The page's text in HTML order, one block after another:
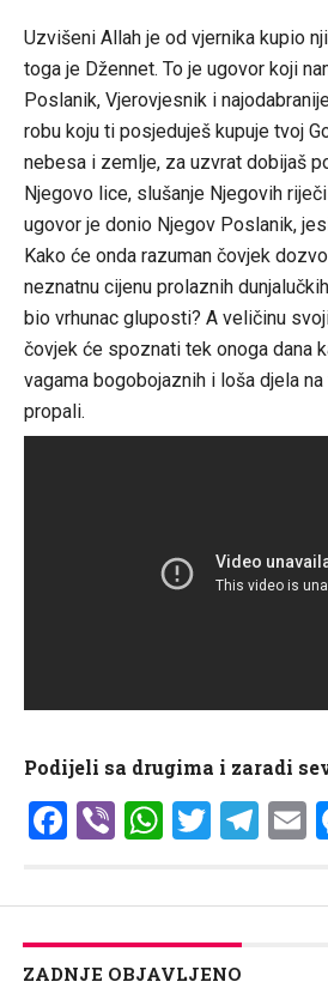
Uzvišeni Allah je od vjernika kupio
toga je Džennet. To je ugovor koji
Poslanik, Vjerovjesnik i
robu koju ti posjeduješ kupuje tvoj
nebesa i zemlje, za uzvrat dobijaš
Njegovo lice, slušanje Njegovih
ugovor je donio Njegov Poslanik,
Kako će onda razuman čovjek
neznatnu cijenu prolaznih
bio vrhunac gluposti? A veličinu
čovjek će spoznati tek onoga dana
vagama bogobojaznih i loša djela
propali.
Podijeli sa drugima i zaradi
Facebook
Viber
ZADNJE OBJAVLJENO